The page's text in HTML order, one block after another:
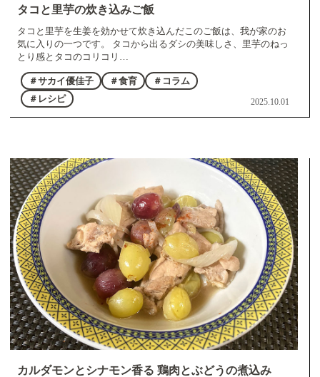
タコと里芋の炊き込みご飯
タコと里芋を生姜を効かせて炊き込んだこのご飯は、我が家のお
気に入りの一つです。 タコから出るダシの美味しさ、里芋のねっ
とり感とタコのコリコリ…
＃サカイ優佳子 ＃食育
＃コラム
＃レシピ
2025.10.01
カルダモンとシナモン香る 鶏肉とぶどうの煮込み